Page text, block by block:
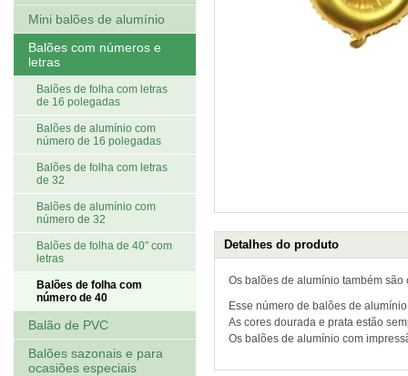
Mini balões de alumínio
Balões com números e
letras
Balões de folha com letras
de 16 polegadas
Balões de alumínio com
número de 16 polegadas
Balões de folha com letras
de 32
Balões de alumínio com
número de 32
Balões de folha de 40″ com
letras
Balões de folha com
número de 40
Balão de PVC
Balões sazonais e para
ocasiões especiais
Detalhes do produto
Os balões de alumínio também
Esse número de balões de
As cores dourada e prata estão
Os balões de alumínio com